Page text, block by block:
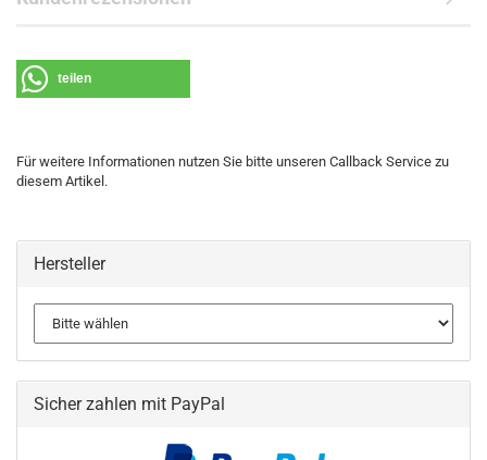
teilen
Für weitere Informationen nutzen Sie bitte unseren Callback Service zu
diesem Artikel.
Hersteller
Sicher zahlen mit PayPal